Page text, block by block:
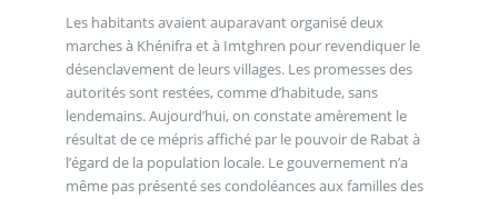
Les habitants avaient auparavant organisé deux
marches à Khénifra et à Imtghren pour revendiquer le
désenclavement de leurs villages. Les promesses des
autorités sont restées, comme d’habitude, sans
lendemains. Aujourd’hui, on constate amèrement le
résultat de ce mépris affiché par le pouvoir de Rabat à
l’égard de la population locale. Le gouvernement n’a
même pas présenté ses condoléances aux familles des